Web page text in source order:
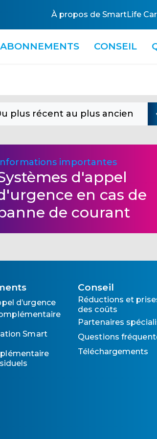
À propos de SmartLife
CONSEIL
plus récent au plus ancien
importantes
d'appel
en cas de
de courant
d’urgence
Smart
Conseil
Réductions et
des coûts
Partenaires
Questions
Téléchargements